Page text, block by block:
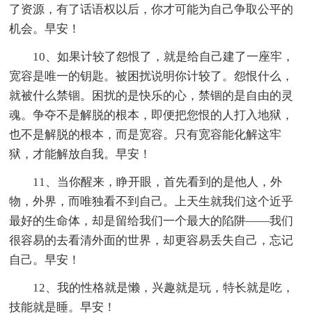
了资源，有了话语权以后，你才可能为自己争取公平的
机会。早安！
10、如果计较了怨恨了，就是给自己建了一座牢，
宽容是唯一的钥匙。被困扰说明你计较了。怨恨什么，
就被什么禁锢。困扰的是快乐的心，禁锢的是自由的灵
魂。争夺不是解脱的根本，即便把您恨的人打入地狱，
也不是解脱的根本，而是宽容。只有宽容能化解这牢
狱，才能解放自我。早安！
11、当你醒来，睁开眼，首先看到的是他人，外
物，外界，而唯独看不到自己。上天生就我们这个近乎
最好的生命体，却是留给我们一个最大的陷阱——我们
很容易的去看清外面的世界，却更容易丢失自己，忘记
自己。早安！
12、我的性格就是懒，兴趣就是玩，特长就是吃，
技能就是睡。早安！